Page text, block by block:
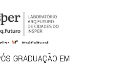
GRADUAÇÃO EM